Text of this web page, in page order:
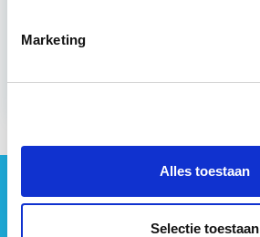
Marketing
Alles toestaan
Selectie toestaan